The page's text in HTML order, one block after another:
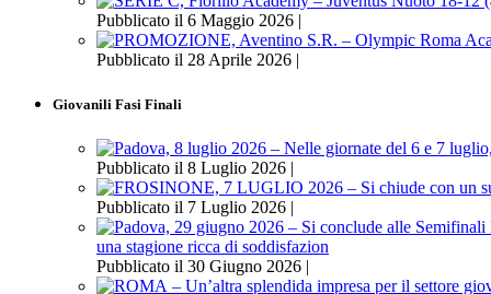
Pubblicato il 6 Maggio 2026 |
Pubblicato il 28 Aprile 2026 |
Giovanili Fasi Finali
Pubblicato il 8 Luglio 2026 |
Pubblicato il 7 Luglio 2026 |
una stagione ricca di soddisfazion
Pubblicato il 30 Giugno 2026 |